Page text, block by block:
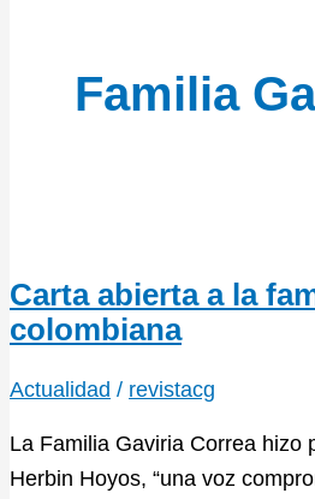
Familia
Carta abierta a la
colombiana
Actualidad / revistacg
La Familia Gaviria Correa hizo
Herbin Hoyos, “una voz